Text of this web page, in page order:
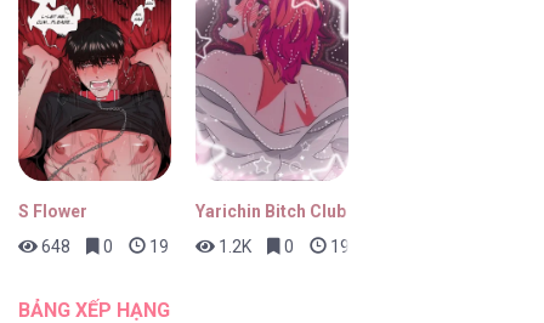
S Flower
648
0 19 giờ trước
Yarichin Bitch Club
1.2K
0 19 giờ trước
BẢNG XẾP HẠNG